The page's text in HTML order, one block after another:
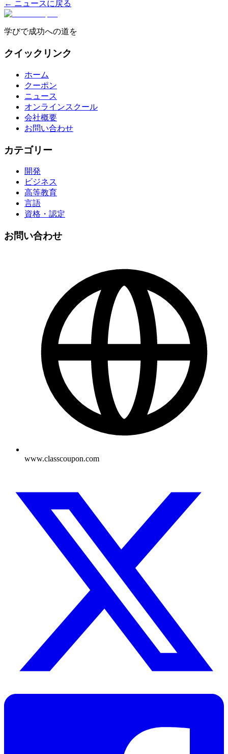
← ニュースに戻る
学びで成功への道を
クイックリンク
ホーム
クーポン
ニュース
オンラインスクール
会社概要
お問い合わせ
カテゴリー
開発
ビジネス
高等教育
言語
資格・認定
お問い合わせ
www.classcoupon.com